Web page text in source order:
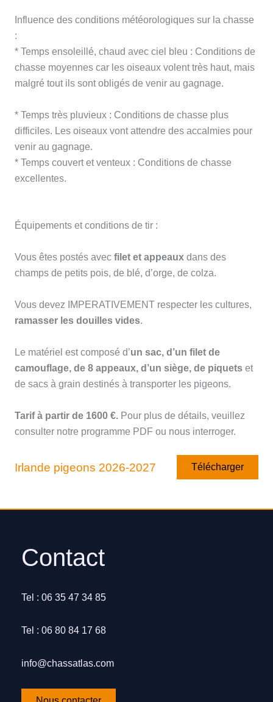
Influence des conditions météorologiques sur la chasse
:
* Temps ensoleillé, chaud avec ciel bleu : Conditions de
chasse moyennes car les oiseaux volent très haut, mais
malgré tout ils sont obligés de venir au gagnage.
* Temps très pluvieux : Conditions de chasse plus
difficiles. Les oiseaux vont attendre des accalmies pour
venir au gagnage.
* Temps couvert et venteux : Conditions de chasse
excellentes.
Équipements et conditions de tir :
Vous êtes postés avec filet et appeaux dans des
champs de petits pois, de blé, d’orge, de colza.
Vous devez IMPERATIVEMENT respecter les cultures,
ramasser les douilles vides.
Le matériel est composé d’un sac, d’un filet de
camouflage, de 8 appeaux, d’un siège, de piquets et
de sacs à grain destinés à transporter les pigeons.
Tarif à partir de 1600 €. Pour plus de détails, veuillez
consulter notre programme PDF ou nous interroger.
Irlande pigeons 2026-2027 Télécharger
Contact
Tel : 06 35 47 34 85
Tel : 06 80 84 17 68
info@chassatlas.com